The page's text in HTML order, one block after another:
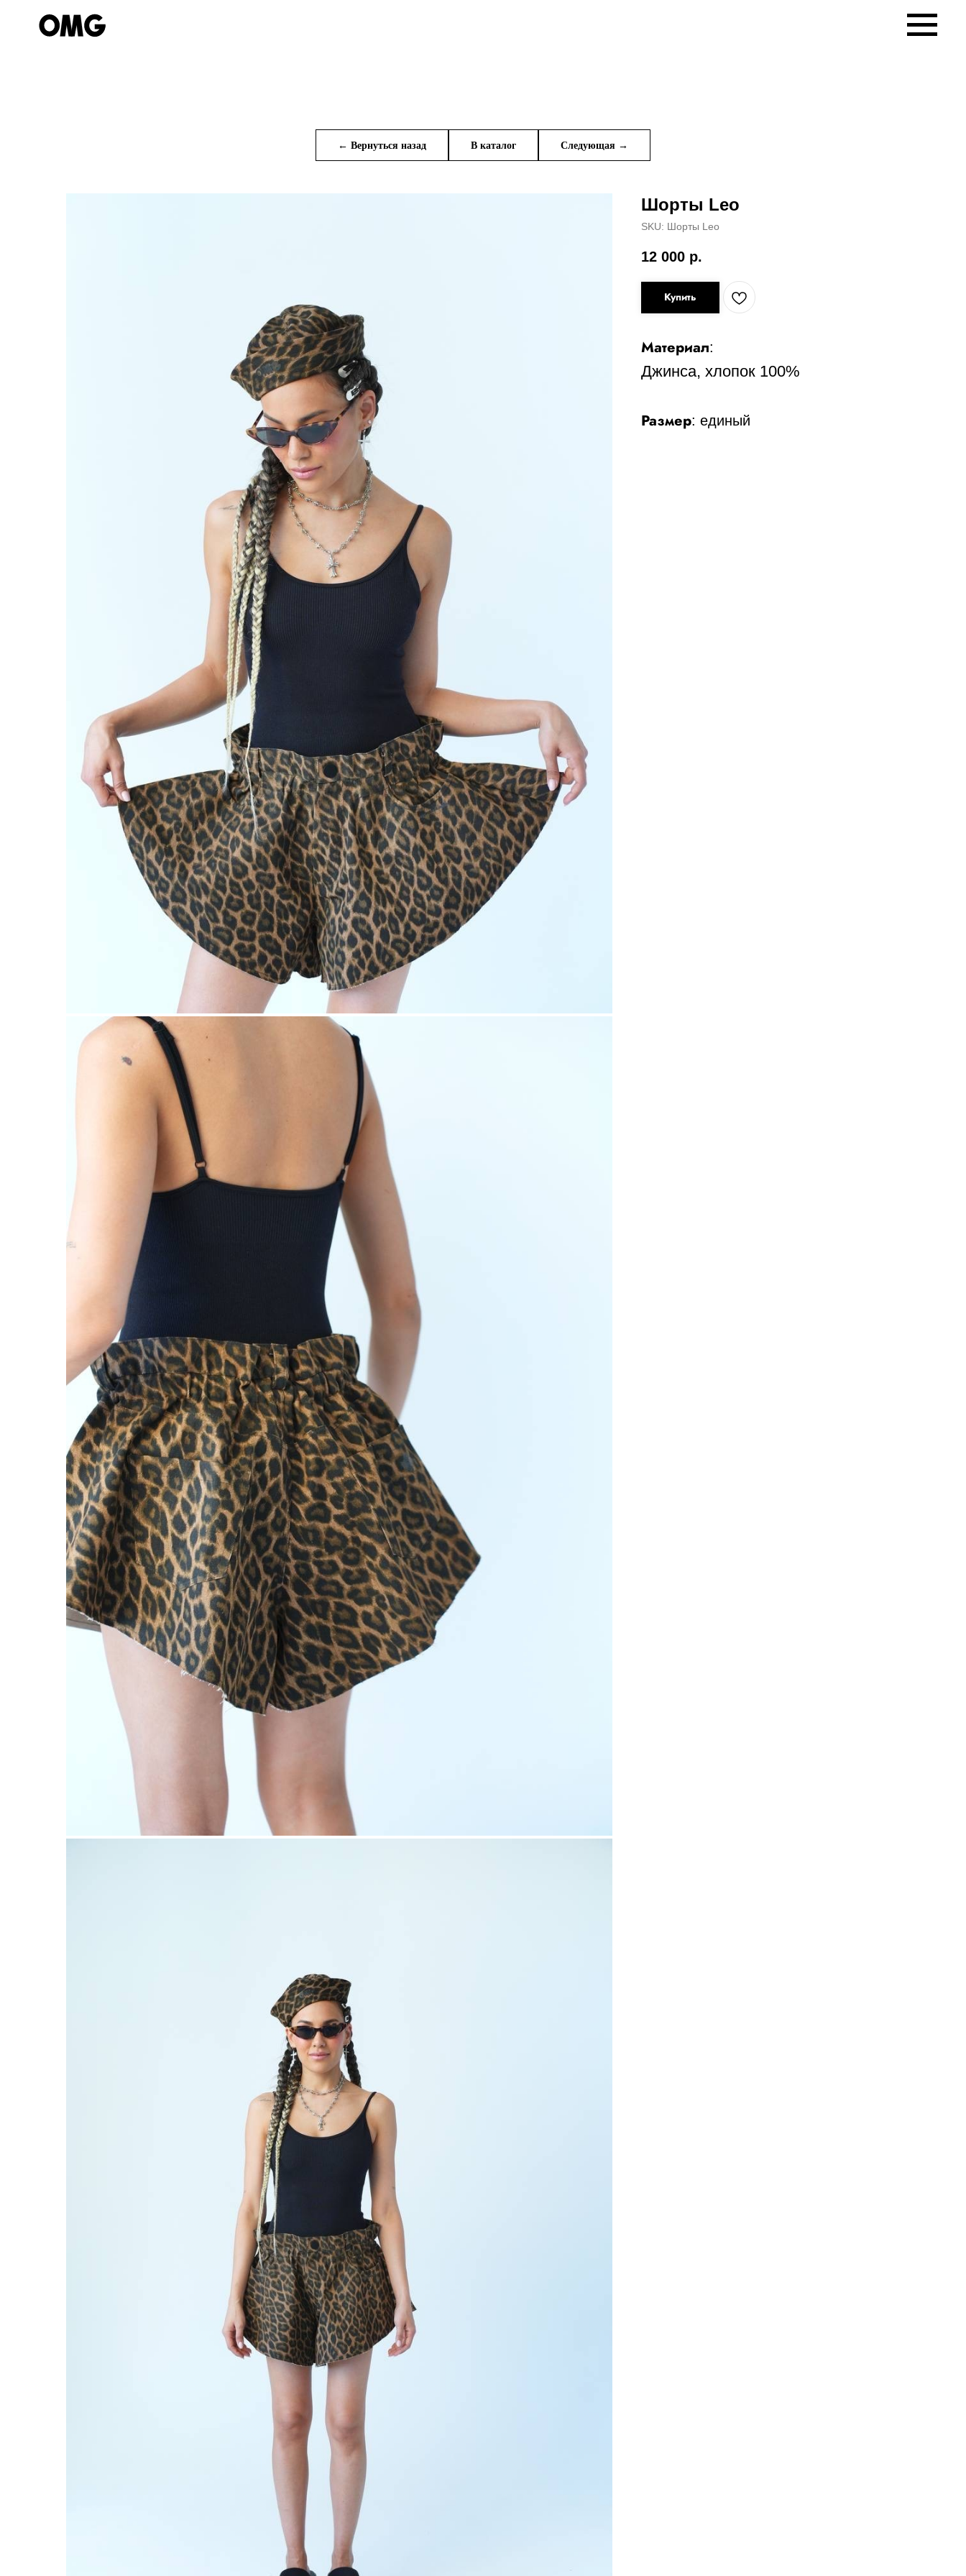
← Вернуться назад В каталог Следующая →
Шорты Leo
SKU: Шорты Leo
12 000 р.
Купить
Материал:
Джинса, хлопок 100%
Размер: единый